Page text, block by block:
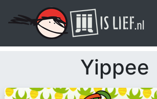
Yippee